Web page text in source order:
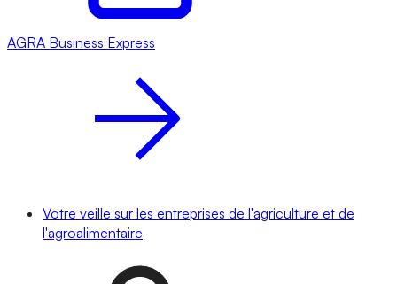
AGRA Business Express
Votre veille sur les entreprises de l'agriculture et de
l'agroalimentaire